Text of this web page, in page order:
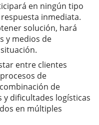
en ningún tipo
inmediata.
solución, hará
y medios de
entre clientes
de
de
y dificultades logísticas
en múltiples